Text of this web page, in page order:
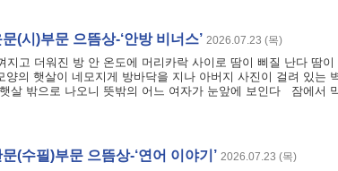
(시)부문 으뜸상-‘안방 비너스’ 2026.07.23 (목)
지고 더워진 방 안 온도에 머리카락 사이로 땀이 삐질 난다 땀
의 햇살이 네모지게 방바닥을 지나 아버지 사진이 걸려 있는
살 밖으로 나오니 뜻밖의 어느 여자가 눈앞에 보인다 잠에서
(수필)부문 으뜸상-‘연어 이야기’ 2026.07.23 (목)